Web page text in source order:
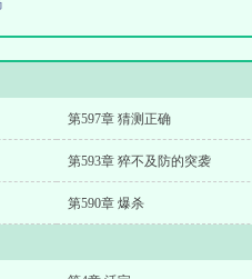
第597章 猜测正确
第593章 猝不及防的突袭
第590章 爆杀